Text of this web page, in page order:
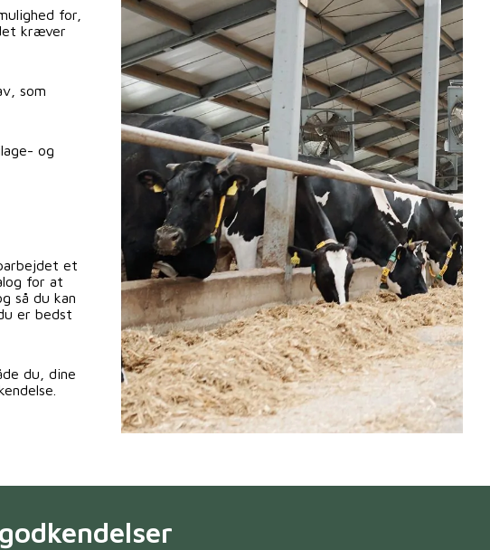
for,
kræver
som
og
et
for at
så du kan
er bedst
du, dine